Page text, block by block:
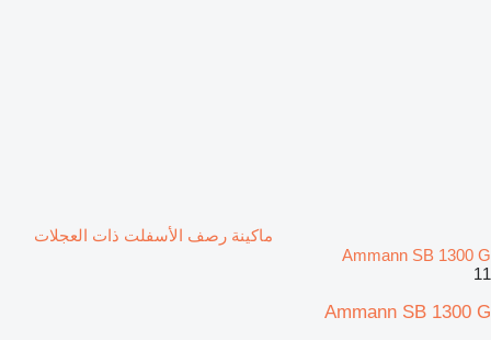
ماكينة رصف الأسفلت ذات العجلات
Ammann SB 1300 G
11
Ammann SB 1300 G